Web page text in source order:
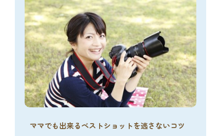
ママでも出来るベストショットを逃さないコツ